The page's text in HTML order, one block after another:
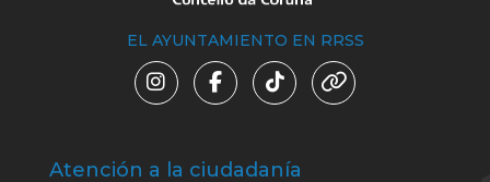
EL AYUNTAMIENTO EN RRSS
Atención a la ciudadanía